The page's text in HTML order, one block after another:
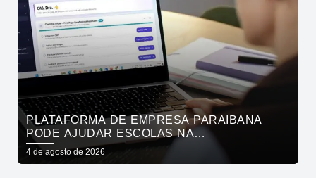
PLATAFORMA DE EMPRESA PARAIBANA
PODE AJUDAR ESCOLAS NA
IDENTIFICAÇÃO PRECOCE DE SINAIS DE
NEURODIVERGÊNCIA
4 de agosto de 2026